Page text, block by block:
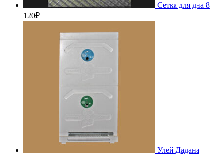
Сетка для дна 8
120₽
Улей Дадана